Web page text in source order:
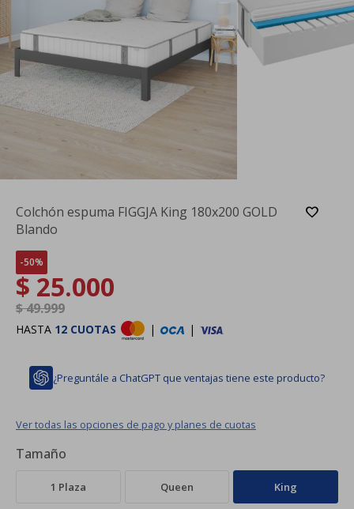
Colchón espuma FIGGJA King 180x200 GOLD
Blando
50
$ 25.000
$49.999
HASTA 12 CUOTAS | |
¿Preguntále a ChatGPT que ventajas tiene este producto?
Ver todas las opciones de pago y planes de cuotas
Tamaño
1 Plaza Queen King